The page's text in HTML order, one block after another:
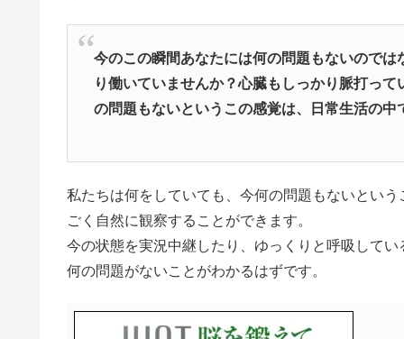
今のこの瞬間あなたには何の問題もないので
り働いていませんか？心臓もしっかり脈打っ
の問題もないというこの感覚は、日常生活の
私たちは何をしていても、今何の問題もないという
ごく自然に観察することができます。
今の状態を実況中継したり、ゆっくりと呼吸してい
何の問題がないことがわかるはずです。